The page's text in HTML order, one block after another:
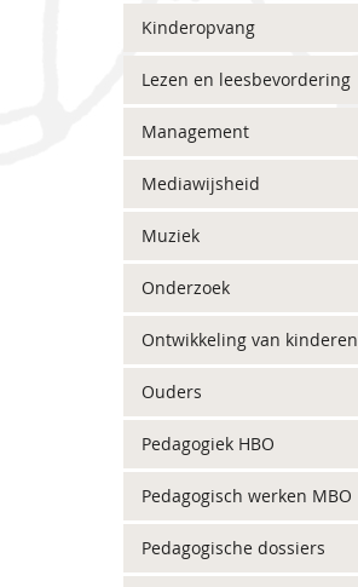
Kinderopvang
Lezen en leesbevordering
Management
Mediawijsheid
Muziek
Onderzoek
Ontwikkeling van kinderen
Ouders
Pedagogiek HBO
Pedagogisch werken MBO
Pedagogische dossiers